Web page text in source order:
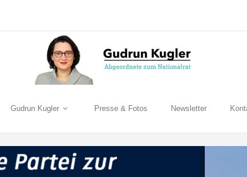
Gudrun Kugler Presse & Fotos Newsletter